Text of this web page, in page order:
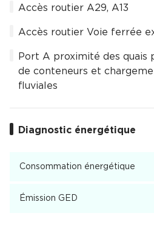
Accès routier A29, A13
Accès routier Voie ferrée
Port A proximité des
de conteneurs et
fluviales
Diagnostic énergétique
Consommation énergétique
Émission GED